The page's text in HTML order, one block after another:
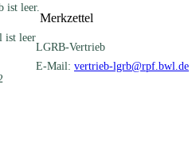
ist leer.
Merkzettel
ist leer
LGRB-Vertrieb
E-Mail: vertrieb-lgrb@rpf.bwl.de